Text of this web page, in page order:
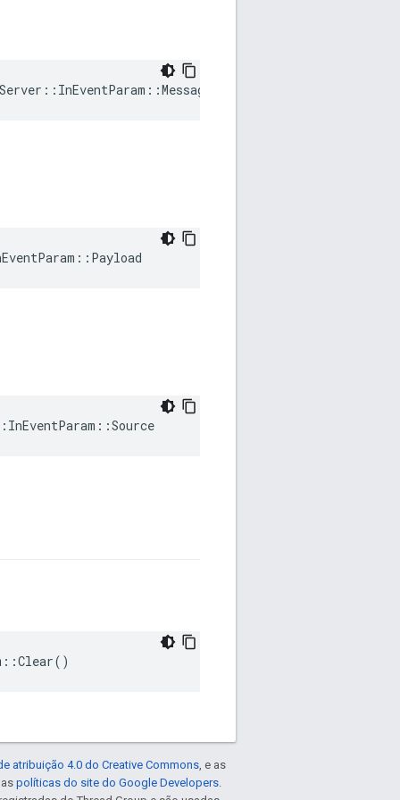
:: InEventParam ::MessageInfo
:: Payload
atribuição 4.0 do Creative Commons, e as
políticas do site do Google Developers.